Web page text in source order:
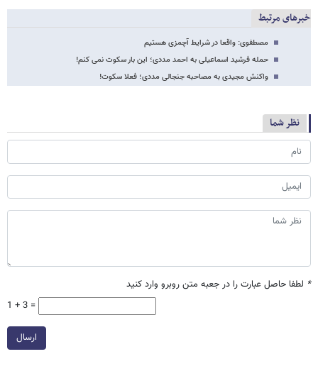
خبرهای مرتبط
مصطفوی: واقعا در شرایط آچمزی هستیم
حمله فرشید اسماعیلی به احمد مددی؛ این بار سکوت نمی کنم!
واکنش مجیدی به مصاحبه جنجالی مددی؛ فعلا سکوت!
نظر شما
* لطفا حاصل عبارت را در جعبه متن روبرو وارد کنید
1 + 3 =
ارسال